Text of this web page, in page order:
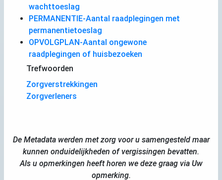
wachttoeslag
PERMANENTIE-Aantal raadplegingen met
permanentietoeslag
OPVOLGPLAN-Aantal ongewone
raadplegingen of huisbezoeken
Trefwoorden
Zorgverstrekkingen
Zorgverleners
De Metadata werden met zorg voor u samengesteld maar
kunnen onduidelijkheden of vergissingen bevatten.
Als u opmerkingen heeft horen we deze graag via Uw
opmerking.